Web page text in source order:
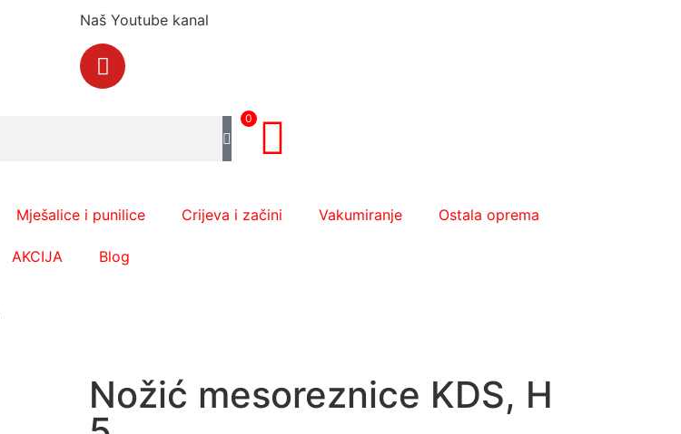
Naš Youtube kanal
0
Mješalice i punilice Crijeva i začini Vakumiranje Ostala oprema
AKCIJA Blog
Nožić mesoreznice KDS, H